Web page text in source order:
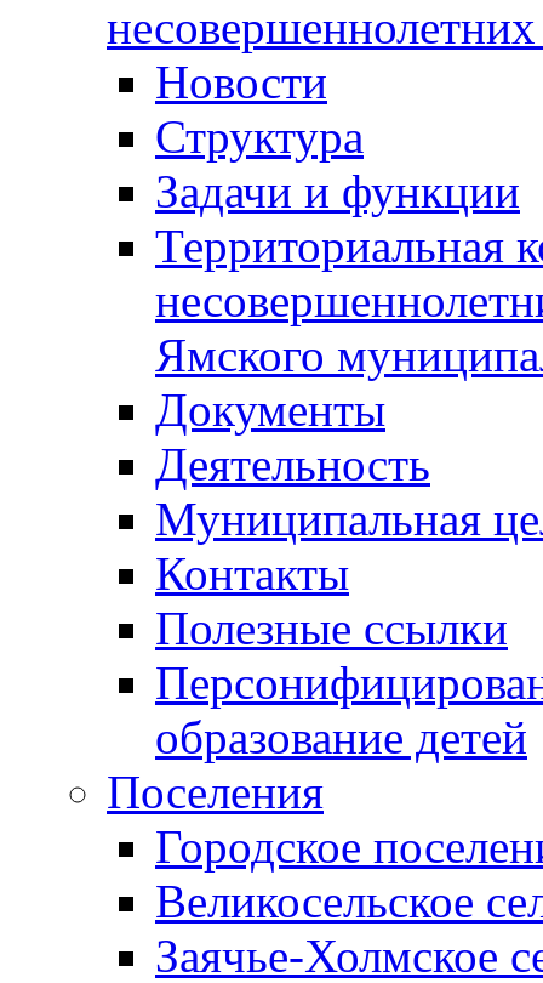
Новости
Структура
Задачи и функции
Территориальная
Ямского
Документы
Деятельность
Муниципальная
Контакты
Полезные ссылки
образование детей
Поселения
Городское
Великосельское
Заячье-Холмское